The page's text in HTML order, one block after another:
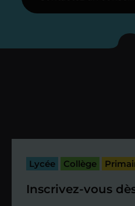
Je vous
enseignant
passé.
Étape 4
Lycée Collège
Inscrivez-vous